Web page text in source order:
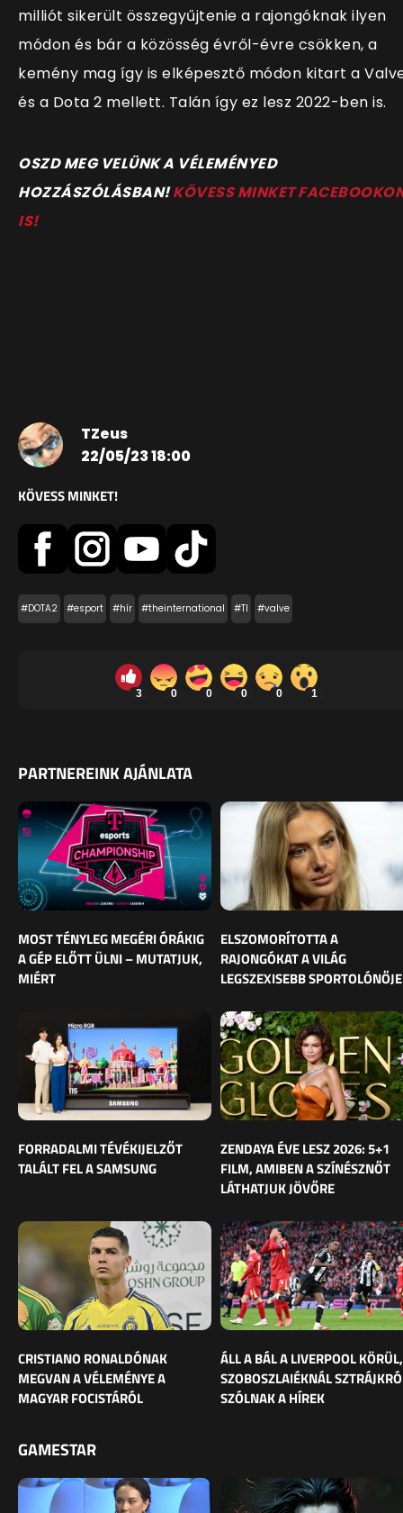
milliót sikerült összegyűjtenie a rajongóknak ilyen
módon és bár a közösség évről-évre csökken, a
kemény mag így is elképesztő módon kitart a
és a Dota 2 mellett. Talán így ez lesz 2022-ben is.
OSZD MEG VELÜNK A VÉLEMÉNYED
HOZZÁSZÓLÁSBAN!KÖVESS MINKET
IS!
TZeus
22/05/23 18:00
KÖVESS MINKET!
#DOTA2 #esport #hír #theinternational #TI #valve
3 0 0 0 0 1
PARTNEREINK AJÁNLATA
MOST TÉNYLEG MEGÉRI ÓRÁKIG
A GÉP ELŐTT ÜLNI – MUTATJUK,
MIÉRT
ELSZOMORÍTOTTA A
RAJONGÓKAT A VILÁG
LEGSZEXISEBB SPORTOLÓNŐJE
FORRADALMI TÉVÉKIJELZŐT
TALÁLT FEL A SAMSUNG
ZENDAYA ÉVE LESZ 2026: 5+1
FILM, AMIBEN A SZÍNÉSZNŐT
LÁTHATJUK JÖVŐRE
CRISTIANO RONALDÓNAK
MEGVAN A VÉLEMÉNYE A
MAGYAR FOCISTÁRÓL
ÁLL A BÁL A LIVERPOOL KÖRÜL,
SZOBOSZLAIÉKNÁL
SZÓLNAK A HÍREK
GAMESTAR